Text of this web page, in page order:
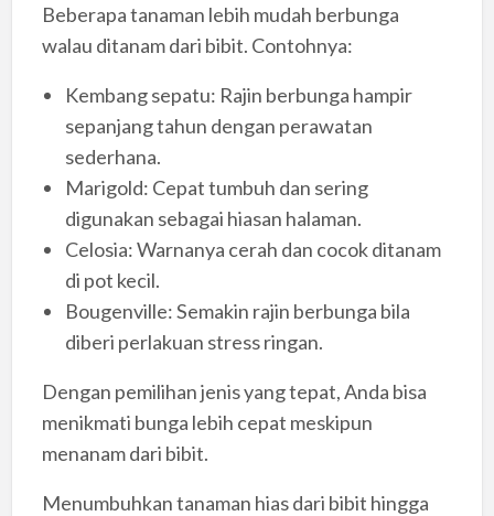
Beberapa tanaman lebih mudah berbunga
walau ditanam dari bibit. Contohnya:
Kembang sepatu: Rajin berbunga hampir
sepanjang tahun dengan perawatan
sederhana.
Marigold: Cepat tumbuh dan sering
digunakan sebagai hiasan halaman.
Celosia: Warnanya cerah dan cocok ditanam
di pot kecil.
Bougenville: Semakin rajin berbunga bila
diberi perlakuan stress ringan.
Dengan pemilihan jenis yang tepat, Anda bisa
menikmati bunga lebih cepat meskipun
menanam dari bibit.
Menumbuhkan tanaman hias dari bibit hingga